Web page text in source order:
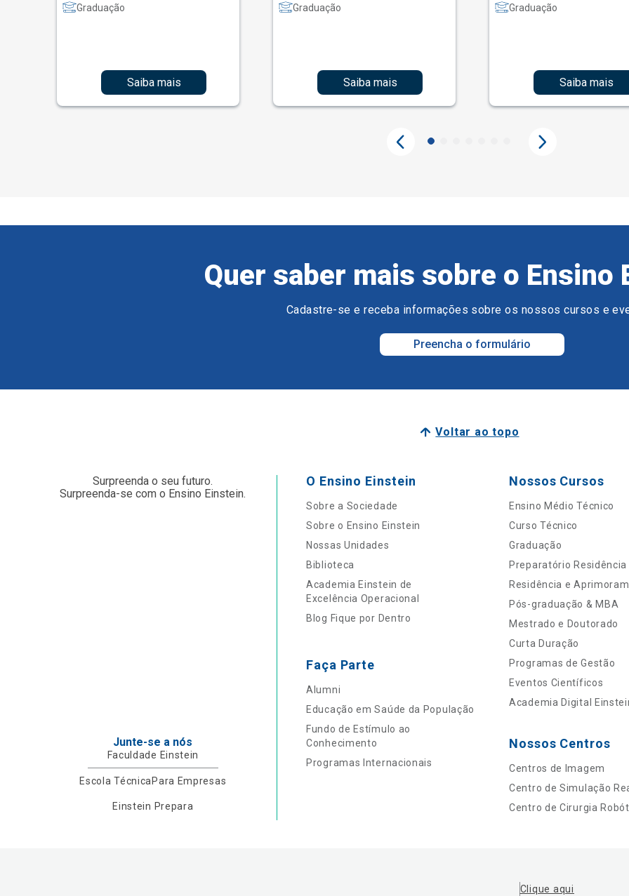
Graduação
Saiba mais
Graduação
Saiba mais
Graduação
Saiba mais
Quer saber mais sobre o Ensino
Cadastre-se e receba informações sobre os nossos cursos e
Preencha o formulário
Voltar ao topo
Surpreenda o seu futuro.
Surpreenda-se com o Ensino Einstein.
Junte-se a nós
Faculdade Einstein
Escola TécnicaPara Empresas
Einstein Prepara
O Ensino Einstein
Sobre a Sociedade
Sobre o Ensino Einstein
Nossas Unidades
Biblioteca
Academia Einstein de
Excelência Operacional
Blog Fique por Dentro
Faça Parte
Alumni
Educação em Saúde da População
Fundo de Estímulo ao
Conhecimento
Programas Internacionais
Nossos Cursos
Ensino Médio Técnico
Curso Técnico
Graduação
Preparatório Residência
Residência e
Pós-graduação & MBA
Mestrado e Doutorado
Curta Duração
Programas de Gestão
Eventos Científicos
Academia Digital
Nossos Centros
Centros de Imagem
Centro de Simulação
Centro de Cirurgia
Clique aqui